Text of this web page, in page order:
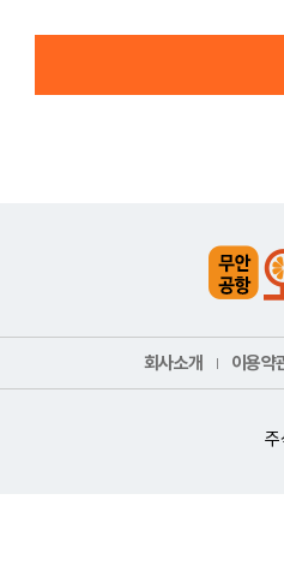
회사소개 이용약
주